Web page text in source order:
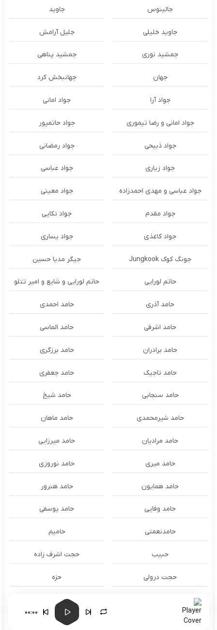
جالینوس جاوید
جاوید خلیلی جلیل آرامش
جمشید نوری جمشید پناهی
جهان جهانبخش کرد
جواد آرا جواد امانی
جواد امانی و رضا تیموری جواد حاتمپور
جواد ذبیحی جواد رمضانی
جواد زیاری جواد عباسی
جواد عباسی و مهدی احمدزاده جواد معینی
جواد مقدم جواد نکایی
جواد کاغذی جواد یساری
جونگ کوک Jungkook جیگر مدیا حسین
حاتم لورایی حاتم لورایی و شایع و امیر تتلو
حامد آذری حامد احمدی
حامد اشرفی حامد الماسی
حامد برادران حامد برزگری
حامد تاجیک حامد جعفری
حامد سنجابی حامد شیخ
حامد شیرمحمدی حامد ماهان
حامد مرادیان حامد میرزایی
حامد میری حامد نوروزی
حامد همایون حامد هنرور
حامد وفایی حامد یوسفی
حامدنعمتی حامیم
حبیب حجت اشرف زاده
حجت درولی حزه
حسام الدین سراج
حسام الدین موسوی و طهمورث حسام حیدری
00:00